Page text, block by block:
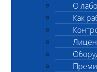
Независимая
О
Как